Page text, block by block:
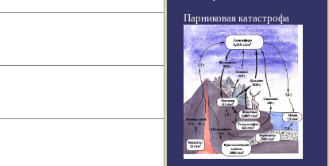
Парниковая катастрофа